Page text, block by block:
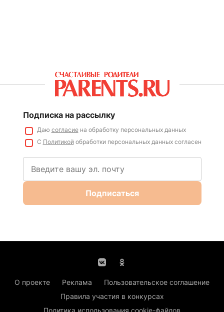
Подписка на рассылку
Даю согласиена обработку персональных данных
С Политикойобработки персональных данных согласен
Подписаться
О проекте Реклама
Пользовательское соглашение
Правила участия в конкурсах